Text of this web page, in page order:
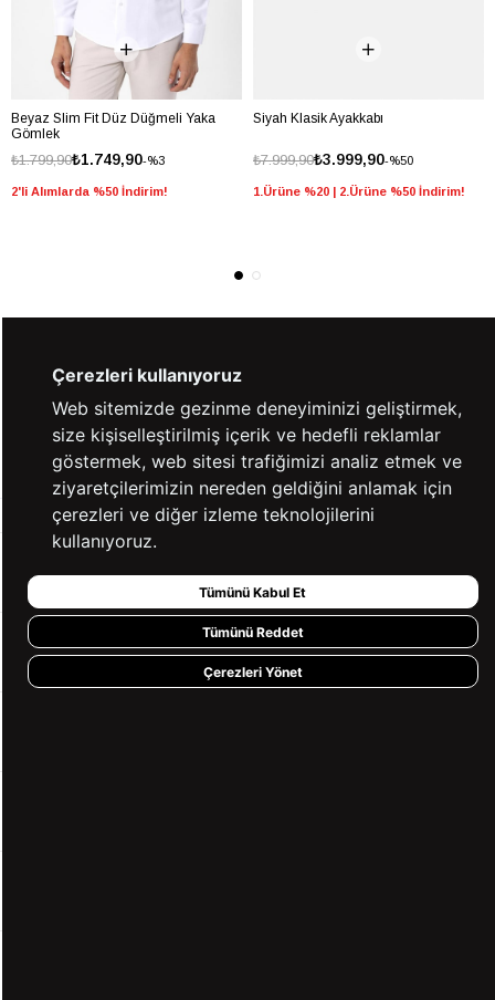
Beyaz Slim Fit Düz Düğmeli Yaka
Gömlek
%3
₺1.749,90
₺1.799,90
2'li Alımlarda %50 İndirim!
Siyah Klasik Ayakkabı
%50
₺3.999,90
₺7.999,90
1.Ürüne %20 | 2.Ürüne %50 İndirim!
ALIŞVERİŞ
14 GÜN İÇERİSİNDE
İADE GARANTİSİ
2000 TL VE ÜZERİ
ÜCRETSİZ KARGO
KURUMSAL
KATEGORİLER
Çerezleri kullanıyoruz
Web sitemizde gezinme deneyiminizi geliştirmek,
size kişiselleştirilmiş içerik ve hedefli reklamlar
göstermek, web sitesi trafiğimizi analiz etmek ve
ziyaretçilerimizin nereden geldiğini anlamak için
çerezleri ve diğer izleme teknolojilerini
kullanıyoruz.
Tümünü Kabul Et
Tümünü Reddet
Çerezleri Yönet